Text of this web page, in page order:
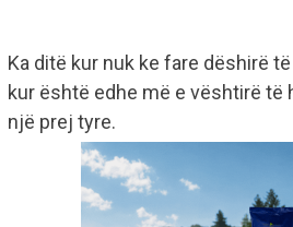
Ka ditë kur nuk ke fare dëshirë
kur është edhe më e vështirë të
një prej tyre.